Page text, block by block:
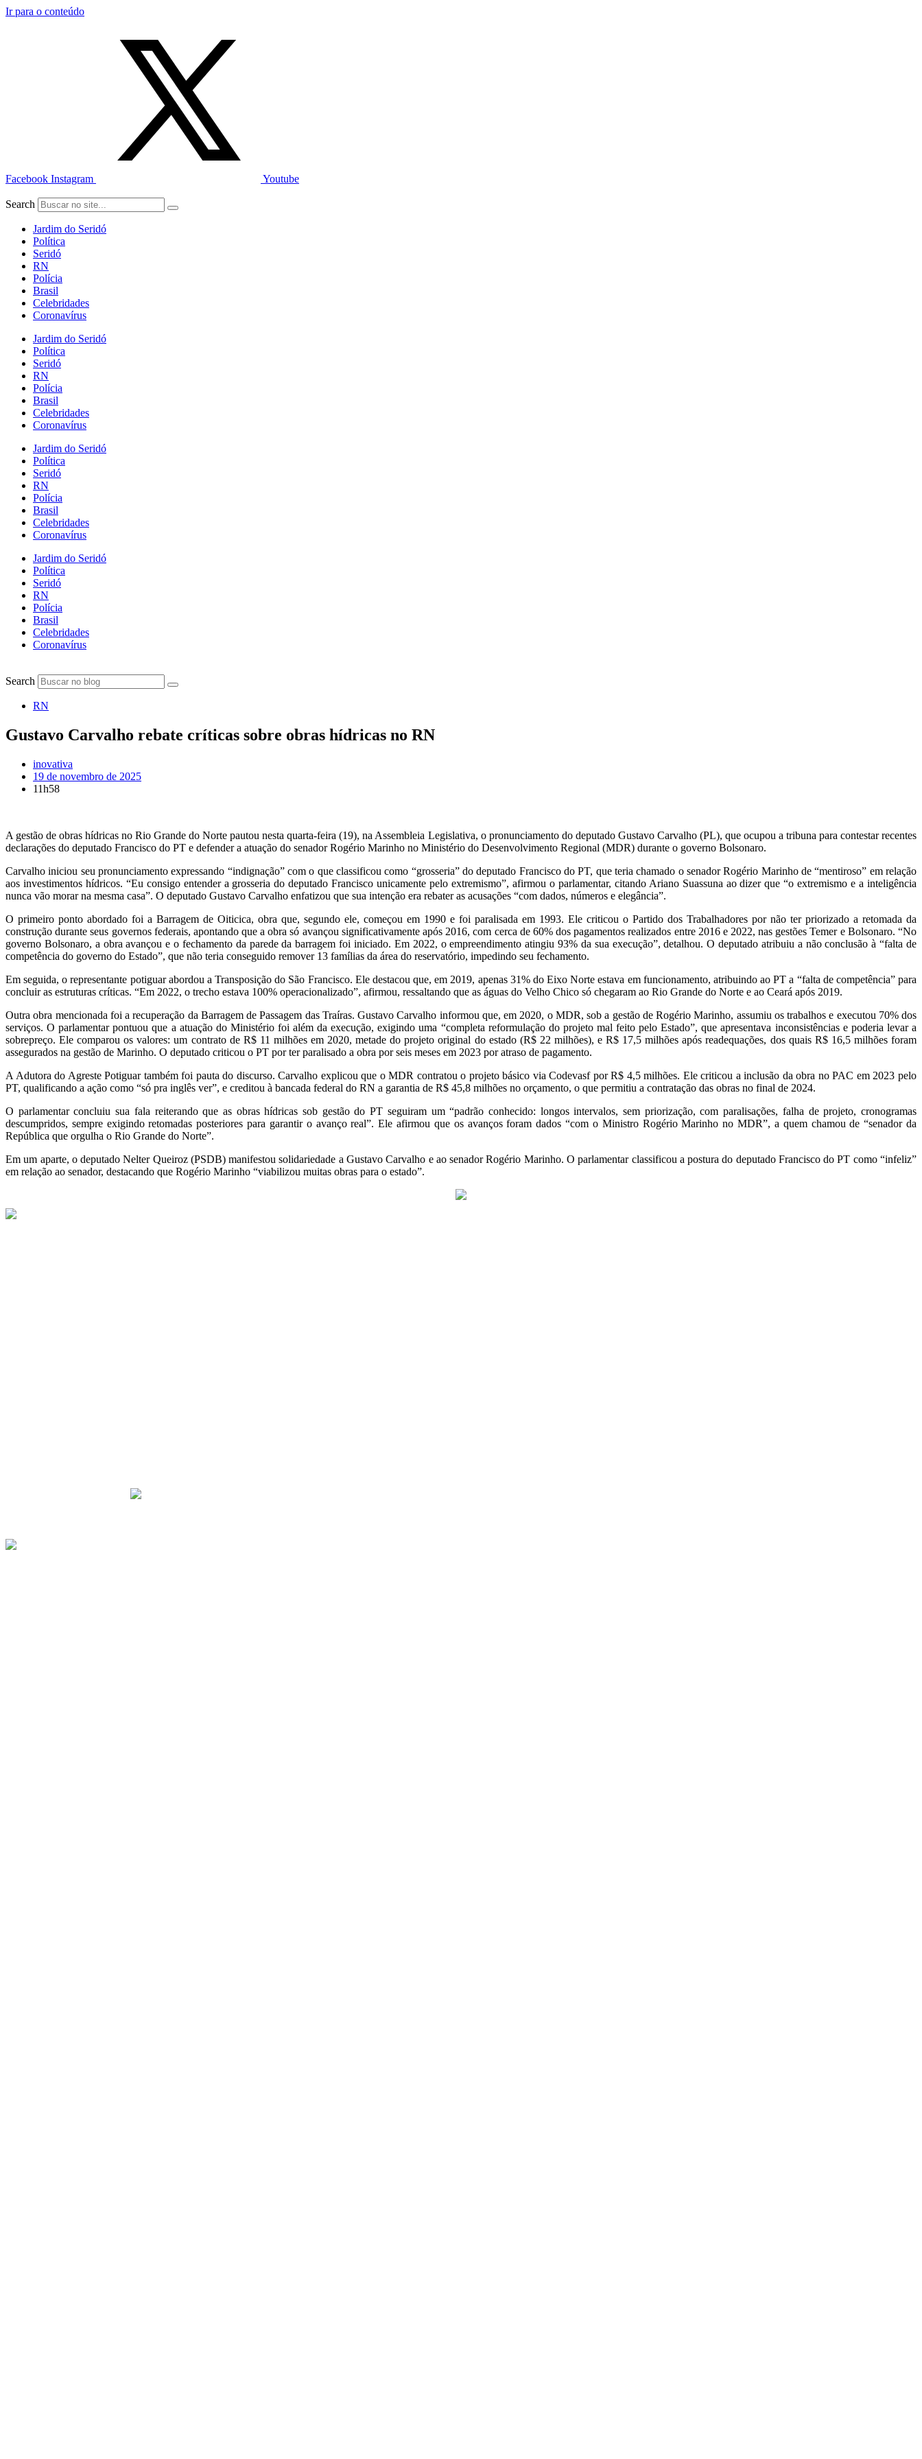
Ir para o conteúdo
Facebook Instagram Youtube
Search
Jardim do Seridó
Política
Seridó
RN
Polícia
Brasil
Celebridades
Coronavírus
Jardim do Seridó
Política
Seridó
RN
Polícia
Brasil
Celebridades
Coronavírus
Jardim do Seridó
Política
Seridó
RN
Polícia
Brasil
Celebridades
Coronavírus
Jardim do Seridó
Política
Seridó
RN
Polícia
Brasil
Celebridades
Coronavírus
Search
RN
Gustavo Carvalho rebate críticas sobre obras hídricas no RN
inovativa
19 de novembro de 2025
11h58
A gestão de obras hídricas no Rio Grande do Norte pautou nesta quarta-feira (19), na Assembleia Legislativa, o pronunciamento do deputado Gustavo Carvalho (PL), que ocupou a tribuna para contestar recentes
declarações do deputado Francisco do PT e defender a atuação do senador Rogério Marinho no Ministério do Desenvolvimento Regional (MDR) durante o governo Bolsonaro.
Carvalho iniciou seu pronunciamento expressando “indignação” com o que classificou como “grosseria” do deputado Francisco do PT, que teria chamado o senador Rogério Marinho de “mentiroso” em relação
aos investimentos hídricos. “Eu consigo entender a grosseria do deputado Francisco unicamente pelo extremismo”, afirmou o parlamentar, citando Ariano Suassuna ao dizer que “o extremismo e a inteligência
nunca vão morar na mesma casa”. O deputado Gustavo Carvalho enfatizou que sua intenção era rebater as acusações “com dados, números e elegância”.
O primeiro ponto abordado foi a Barragem de Oiticica, obra que, segundo ele, começou em 1990 e foi paralisada em 1993. Ele criticou o Partido dos Trabalhadores por não ter priorizado a retomada da
construção durante seus governos federais, apontando que a obra só avançou significativamente após 2016, com cerca de 60% dos pagamentos realizados entre 2016 e 2022, nas gestões Temer e Bolsonaro. “No
governo Bolsonaro, a obra avançou e o fechamento da parede da barragem foi iniciado. Em 2022, o empreendimento atingiu 93% da sua execução”, detalhou. O deputado atribuiu a não conclusão à “falta de
competência do governo do Estado”, que não teria conseguido remover 13 famílias da área do reservatório, impedindo seu fechamento.
Em seguida, o representante potiguar abordou a Transposição do São Francisco. Ele destacou que, em 2019, apenas 31% do Eixo Norte estava em funcionamento, atribuindo ao PT a “falta de competência” para
concluir as estruturas críticas. “Em 2022, o trecho estava 100% operacionalizado”, afirmou, ressaltando que as águas do Velho Chico só chegaram ao Rio Grande do Norte e ao Ceará após 2019.
Outra obra mencionada foi a recuperação da Barragem de Passagem das Traíras. Gustavo Carvalho informou que, em 2020, o MDR, sob a gestão de Rogério Marinho, assumiu os trabalhos e executou 70% dos
serviços. O parlamentar pontuou que a atuação do Ministério foi além da execução, exigindo uma “completa reformulação do projeto mal feito pelo Estado”, que apresentava inconsistências e poderia levar a
sobrepreço. Ele comparou os valores: um contrato de R$ 11 milhões em 2020, metade do projeto original do estado (R$ 22 milhões), e R$ 17,5 milhões após readequações, dos quais R$ 16,5 milhões foram
assegurados na gestão de Marinho. O deputado criticou o PT por ter paralisado a obra por seis meses em 2023 por atraso de pagamento.
A Adutora do Agreste Potiguar também foi pauta do discurso. Carvalho explicou que o MDR contratou o projeto básico via Codevasf por R$ 4,5 milhões. Ele criticou a inclusão da obra no PAC em 2023 pelo
PT, qualificando a ação como “só pra inglês ver”, e creditou à bancada federal do RN a garantia de R$ 45,8 milhões no orçamento, o que permitiu a contratação das obras no final de 2024.
O parlamentar concluiu sua fala reiterando que as obras hídricas sob gestão do PT seguiram um “padrão conhecido: longos intervalos, sem priorização, com paralisações, falha de projeto, cronogramas
descumpridos, sempre exigindo retomadas posteriores para garantir o avanço real”. Ele afirmou que os avanços foram dados “com o Ministro Rogério Marinho no MDR”, a quem chamou de “senador da
República que orgulha o Rio Grande do Norte”.
Em um aparte, o deputado Nelter Queiroz (PSDB) manifestou solidariedade a Gustavo Carvalho e ao senador Rogério Marinho. O parlamentar classificou a postura do deputado Francisco do PT como “infeliz”
em relação ao senador, destacando que Rogério Marinho “viabilizou muitas obras para o estado”.